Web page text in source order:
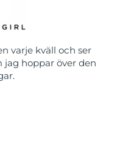
varje kväll och ser
hoppar över den